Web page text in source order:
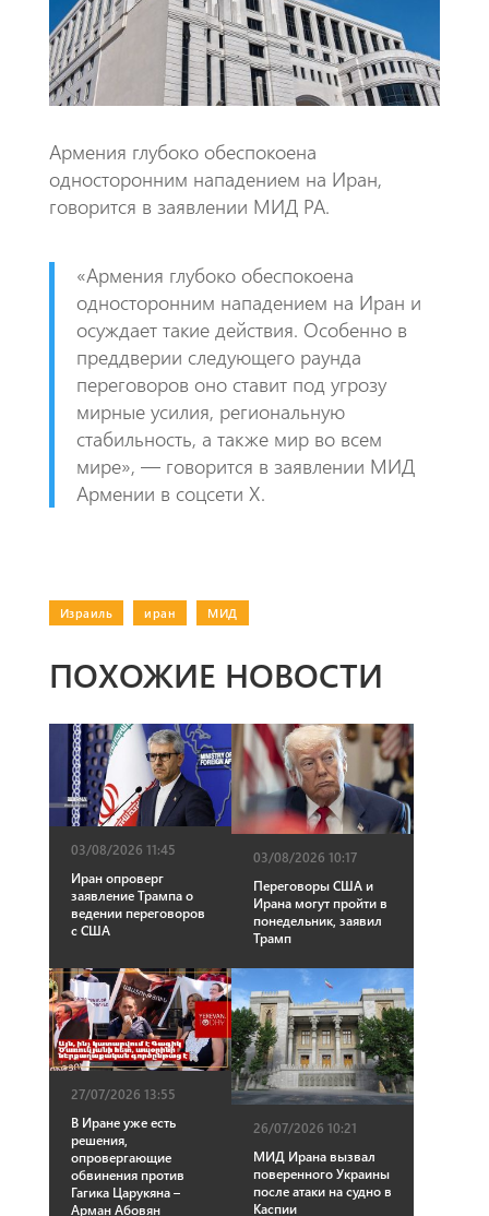
k p
p
Армения глубоко обеспокоена
односторонним нападением на Иран,
говорится в заявлении МИД РА.
«Армения глубоко обеспокоена
односторонним нападением на Иран и
осуждает такие действия. Особенно в
преддверии следующего раунда
переговоров оно ставит под угрозу
мирные усилия, региональную
стабильность, а также мир во всем
мире», — говорится в заявлении МИД
Армении в соцсети Х.
Израиль иран МИД
ПОХОЖИЕ НОВОСТИ
03/08/2026 11:45
Иран опроверг
заявление Трампа о
ведении переговоров
с США
03/08/2026 10:17
Переговоры США и
Ирана могут пройти в
понедельник, заявил
Трамп
27/07/2026 13:55
В Иране уже есть
решения,
опровергающие
обвинения против
Гагика Царукяна –
Арман Абовян
26/07/2026 10:21
МИД Ирана вызвал
поверенного Украины
после атаки на судно в
Каспии